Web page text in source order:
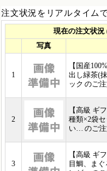
注文状況をリアルタイムで